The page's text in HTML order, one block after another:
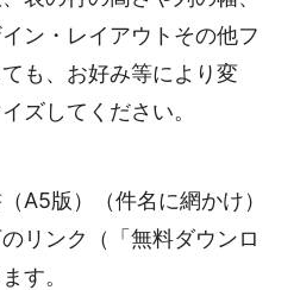
ン・レイアウトその他フ
も、お好み等により変
ズしてください。
A5版）（件名に網かけ）
リンク（「無料ダウンロ
す。